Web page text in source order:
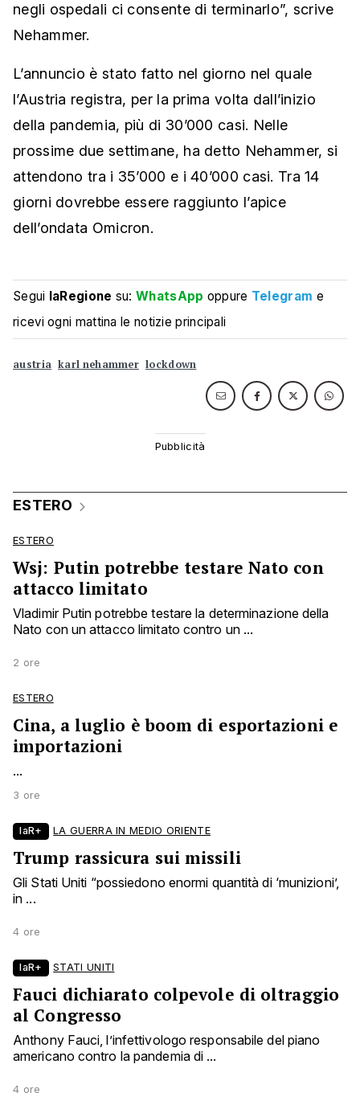
negli ospedali ci consente di terminarlo”, scrive
Nehammer.
L’annuncio è stato fatto nel giorno nel quale
l’Austria registra, per la prima volta dall’inizio
della pandemia, più di 30’000 casi. Nelle
prossime due settimane, ha detto Nehammer, si
attendono tra i 35’000 e i 40’000 casi. Tra 14
giorni dovrebbe essere raggiunto l’apice
dell’ondata Omicron.
Segui laRegione su:WhatsApp oppure Telegram e
ricevi ogni mattina le notizie principali
austria karl nehammer lockdown
ESTERO
ESTERO
Wsj: Putin potrebbe testare Nato con
attacco limitato
Vladimir Putin potrebbe testare la determinazione della
Nato con un attacco limitato contro un ...
2 ore
ESTERO
Cina, a luglio è boom di esportazioni e
importazioni
...
3 ore
laR+ LA GUERRA IN MEDIO ORIENTE
Trump rassicura sui missili
Gli Stati Uniti “possiedono enormi quantità di ‘munizioni’,
in ...
4 ore
laR+ STATI UNITI
Fauci dichiarato colpevole di oltraggio
al Congresso
Anthony Fauci, l’infettivologo responsabile del piano
americano contro la pandemia di ...
4 ore